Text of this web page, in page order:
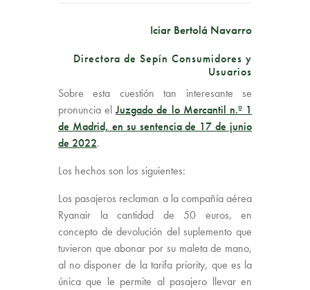
Iciar Bertolá Navarro
Directora de Sepín Consumidores y
Usuarios
Sobre esta cuestión tan interesante se
pronuncia elJuzgado de lo Mercantil n.º 1
de Madrid, en su sentencia de 17 de junio
de 2022.
Los hechos son los siguientes:
Los pasajeros reclaman a la compañía aérea
Ryanair la cantidad de 50 euros, en
concepto de devolución del suplemento que
tuvieron que abonar por su maleta de mano,
al no disponer de la tarifa priority, que es la
única que le permite al pasajero llevar en